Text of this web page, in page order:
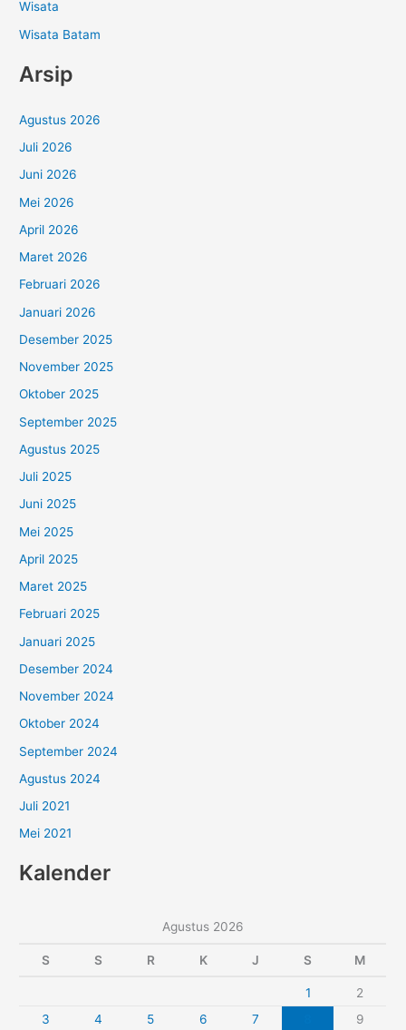
Wisata
Wisata Batam
Arsip
Agustus 2026
Juli 2026
Juni 2026
Mei 2026
April 2026
Maret 2026
Februari 2026
Januari 2026
Desember 2025
November 2025
Oktober 2025
September 2025
Agustus 2025
Juli 2025
Juni 2025
Mei 2025
April 2025
Maret 2025
Februari 2025
Januari 2025
Desember 2024
November 2024
Oktober 2024
September 2024
Agustus 2024
Juli 2021
Mei 2021
Kalender
Agustus 2026
S S R K J S M
1
2
3
4 5 6 7 9